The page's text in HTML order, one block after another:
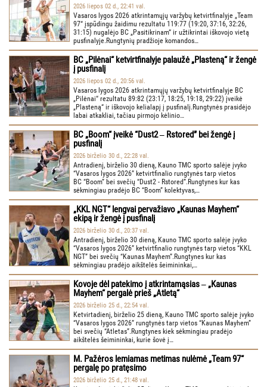
2026 liepos 02 d., 22:41 val.
Vasaros lygos 2026 atkrintamųjų varžybų ketvirtfinalyje „Team
97“ įspūdingu žaidimu rezultatu 119:77 (19:20, 37:16, 32:26,
31:15) nugalėjo BC „Pasitikrinam“ ir užtikrintai iškovojo vietą
pusfinalyje.Rungtynių pradžioje komandos…
BC „Pilėnai“ ketvirtfinalyje palaužė „Plasteną“ ir žengė
į pusfinalį
2026 liepos 02 d., 20:56 val.
Vasaros lygos 2026 atkrintamųjų varžybų ketvirtfinalyje BC
„Pilėnai“ rezultatu 89:82 (23:17, 18:25, 19:18, 29:22) įveikė
„Plasteną“ ir iškovojo kelialapį į pusfinalį.Rungtynės prasidėjo
labai atkakliai, tačiau pirmojo kėlinio…
BC „Boom“ įveikė “Dust2 ‒ Rstored” bei žengė į
pusfinalį
2026 birželio 30 d., 22:28 val.
Antradienį, birželio 30 dieną, Kauno TMC sporto salėje įvyko
“Vasaros lygos 2026” ketvirtfinalio rungtynės tarp vietos
BC “Boom” bei svečių “Dust2 - Rstored”.Rungtynes kur kas
sėkmingiau pradėjo BC “Boom” kolektyvas,…
„KKL NGT“ lengvai pervažiavo „Kaunas Mayhem“
ekipą ir žengė į pusfinalį
2026 birželio 30 d., 20:37 val.
Antradienį, birželio 30 dieną, Kauno TMC sporto salėje įvyko
“Vasaros lygos 2026” ketvirtfinalio rungtynės tarp vietos “KKL
NGT” bei svečių “Kaunas Mayhem”.Rungtynes kur kas
sėkmingiau pradėjo aikštelės šeimininkai,…
Kovoje dėl patekimo į atkrintamąsias ‒ „Kaunas
Mayhem“ pergalė prieš „Atletą“
2026 birželio 25 d., 22:54 val.
Ketvirtadienį, birželio 25 dieną, Kauno TMC sporto salėje įvyko
“Vasaros lygos 2026” rungtynės tarp vietos “Kaunas Mayhem”
bei svečių “Atletas”.Rungtynes kiek sėkmingiau pradėjo
aikštelės šeimininkai, kurie šovė į…
M. Pažėros lemiamas metimas nulėmė „Team 97“
pergalę po pratęsimo
2026 birželio 25 d., 21:48 val.